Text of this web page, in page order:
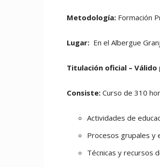
Metodología: Formación
Lugar: En el Albergue
Titulación oficial – Válido
Consiste: Curso de 310
Actividades de
Procesos grupales y
Técnicas y recursos